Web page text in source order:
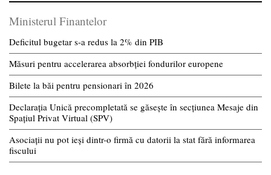
Ministerul Finantelor
Deficitul bugetar s-a redus la 2% din PIB
Măsuri pentru accelerarea absorbției fondurilor europene
Bilete la băi pentru pensionari în 2026
Declarația Unică precompletată se găsește în secțiunea Mesaje din
Spațiul Privat Virtual (SPV)
Asociații nu pot ieși dintr-o firmă cu datorii la stat fără informarea
fiscului